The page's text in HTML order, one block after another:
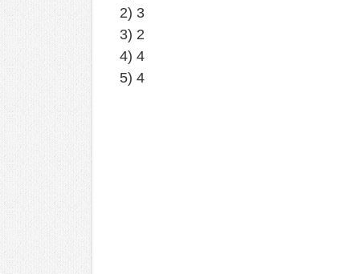
2) 3
3) 2
4) 4
5) 4